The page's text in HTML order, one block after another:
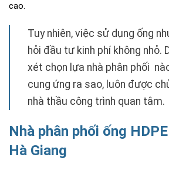
cao.
Tuy nhiên, việc sử dụng ống
hỏi đầu tư kinh phí không nhỏ.
xét chọn lựa nhà phân phối
cung ứng ra sao, luôn được
nhà thầu công trình quan tâm.
Nhà phân phối ống
Hà Giang